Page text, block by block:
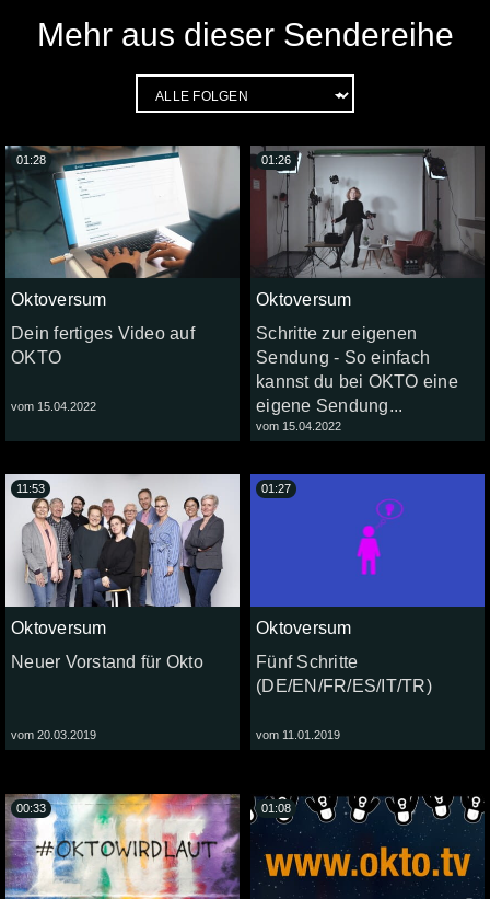
Mehr aus dieser Sendereihe
Oktoversum
Dein fertiges Video auf
OKTO
vom 15.04.2022
01:28
Oktoversum
Schritte zur eigenen
Sendung - So einfach
kannst du bei OKTO eine
eigene Sendung...
vom 15.04.2022
01:26
Oktoversum
Neuer Vorstand für Okto
vom 20.03.2019
11:53
Oktoversum
Fünf Schritte
(DE/EN/FR/ES/IT/TR)
vom 11.01.2019
01:27
00:33 01:08